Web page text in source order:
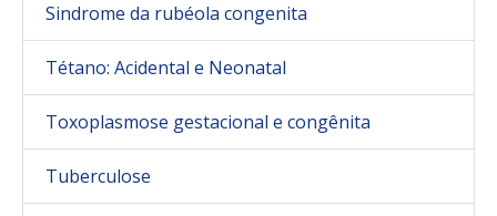
Sindrome da rubéola congenita
Tétano: Acidental e Neonatal
Toxoplasmose gestacional e congênita
Tuberculose